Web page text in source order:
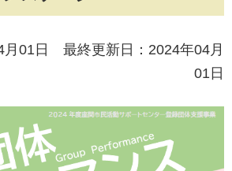
月01日 最終更新日：2024年04月
01日